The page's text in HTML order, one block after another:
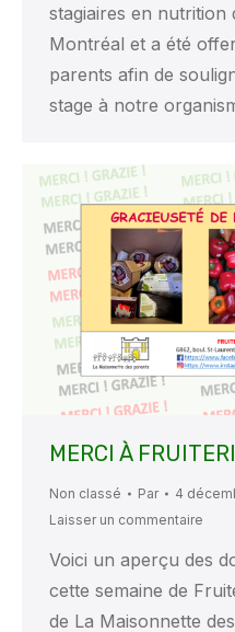
stagiaires en nutrition
Montréal et a été
parents afin de
stage à notre
MERCI À
Non classé Par
4
Laisser un commentaire
Voici un aperçu des
cette semaine de
de La Maisonnette